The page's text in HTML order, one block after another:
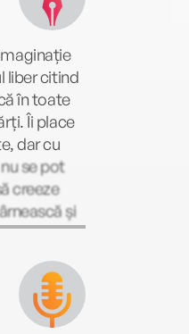
liber citind
în toate
Îi place
dar cu
se pot
creeze
și
excesiv
noul
după